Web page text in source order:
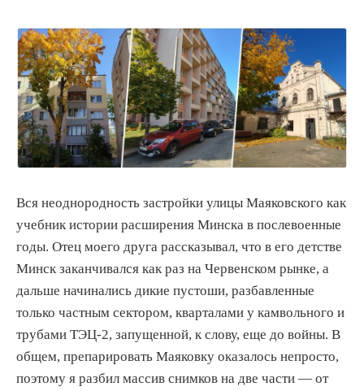
Вся неоднородность застройки улицы Маяковского как
учебник истории расширения Минска в послевоенные
годы. Отец моего друга рассказывал, что в его детстве
Минск заканчивался как раз на Червенском рынке, а
дальше начинались дикие пустоши, разбавленные
только частным сектором, кварталами у камвольного и
трубами ТЭЦ-2, запущенной, к слову, еще до войны. В
общем, препарировать Маяковку оказалось непросто,
поэтому я разбил массив снимков на две части — от